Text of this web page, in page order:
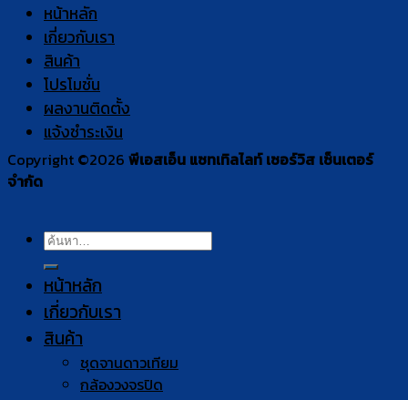
หน้าหลัก
เกี่ยวกับเรา
สินค้า
โปรโมชั่น
ผลงานติดตั้ง
แจ้งชำระเงิน
Copyright ©2026 พีเอสเอ็น แซทเทิลไลท์ เซอร์วิส เซ็นเตอร์
จำกัด
ค้นหา:
หน้าหลัก
เกี่ยวกับเรา
สินค้า
ชุดจานดาวเทียม
กล้องวงจรปิด